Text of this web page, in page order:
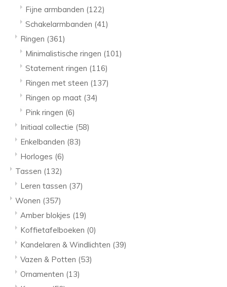
Fijne armbanden (122)
Schakelarmbanden (41)
Ringen (361)
Minimalistische ringen (101)
Statement ringen (116)
Ringen met steen (137)
Ringen op maat (34)
Pink ringen (6)
Initiaal collectie (58)
Enkelbanden (83)
Horloges (6)
Tassen (132)
Leren tassen (37)
Wonen (357)
Amber blokjes (19)
Koffietafelboeken (0)
Kandelaren & Windlichten (39)
Vazen & Potten (53)
Ornamenten (13)